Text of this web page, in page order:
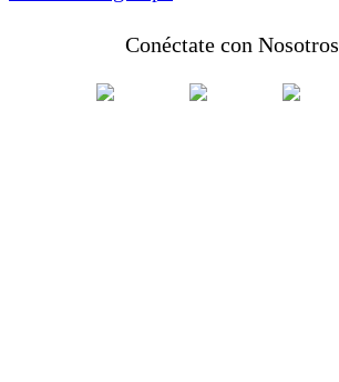
Conéctate con